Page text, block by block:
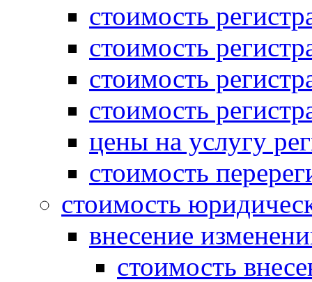
стоимость
стоимость
стоимость
стоимость
цены на услугу
стоимость
стоимость
внесение
стоимость